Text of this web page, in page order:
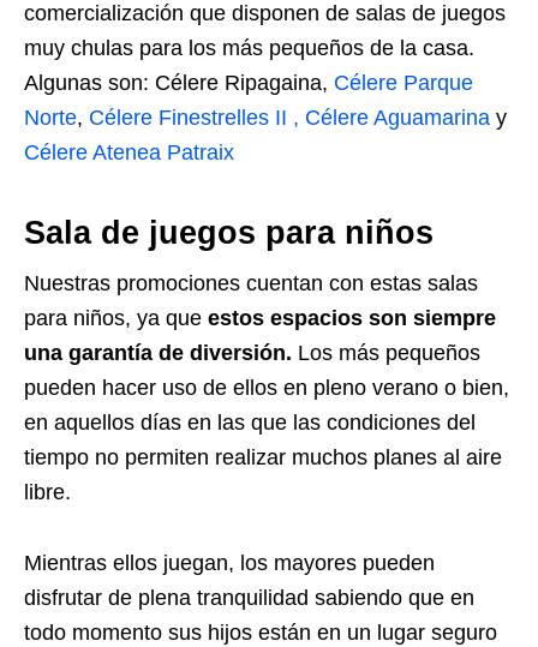
comercialización que disponen de salas de juegos
muy chulas para los más pequeños de la casa.
Algunas son: Célere Ripagaina, Célere Parque
Norte, Célere Finestrelles II , Célere Aguamarina y
Célere Atenea Patraix
Sala de juegos para niños
Nuestras promociones cuentan con estas salas
para niños, ya que estos espacios son siempre
una garantía de diversión. Los más pequeños
pueden hacer uso de ellos en pleno verano o bien,
en aquellos días en las que las condiciones del
tiempo no permiten realizar muchos planes al aire
libre.
Mientras ellos juegan, los mayores pueden
disfrutar de plena tranquilidad sabiendo que en
todo momento sus hijos están en un lugar seguro